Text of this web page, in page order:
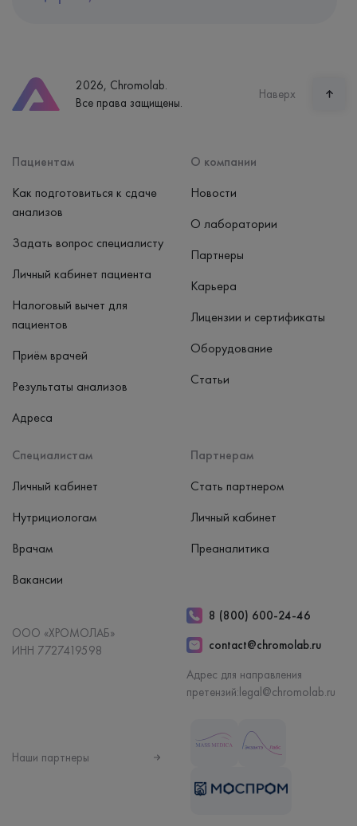
Часы работы
пн-вс: 7:30-15:00
2026, Chromolab.
Все права защищены.
Наверх
Пациентам
Как подготовиться к сдаче
анализов
Задать вопрос специалисту
Личный кабинет пациента
Налоговый вычет для
пациентов
Приём врачей
Результаты анализов
Адреса
Специалистам
Личный кабинет
Нутрициологам
Врачам
Вакансии
Партнерам
Стать партнером
Личный кабинет
Преаналитика
О компании
Новости
О лаборатории
Партнеры
Карьера
Лицензии и сертификаты
Оборудование
Статьи
ООО «ХРОМОЛАБ»
ИНН 7727419598
8 (800) 600-24-46
contact@chromolab.ru
Адрес для направления
претензий:legal@chromolab.ru
Наши партнеры